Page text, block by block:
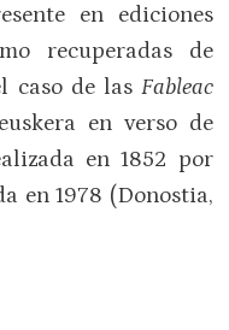
en ediciones
recuperadas de
caso de las Fableac
en verso de
en 1852 por
en 1978 (Donostia,